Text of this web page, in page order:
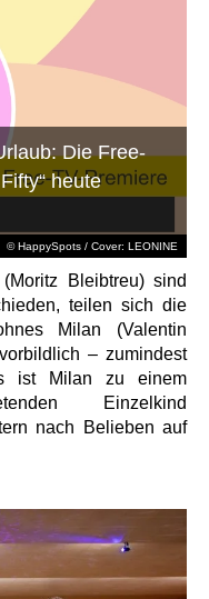
© HappySpots / Cover: LEONINE
Die Free-
heute
Bleibtreu) sind
teilen sich die
Milan (Valentin
– zumindest
ist Milan zu einem
Einzelkind
nach Belieben auf